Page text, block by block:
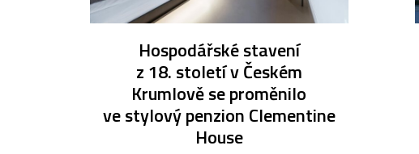
Hospodářské stavení
z 18. století v Českém
Krumlově se proměnilo
ve stylový penzion Clementine
House